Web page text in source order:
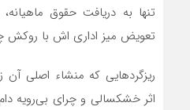
تنها به دریافت حقوق
تعویض میز اداری اش با روکش
ریزگردهایی که منشاء اصلی
اثر خشکسالی و چرای بی‌رویه